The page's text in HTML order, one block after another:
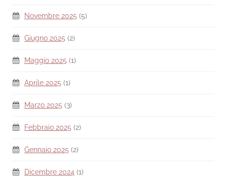
Novembre 2025 (5)
Giugno 2025 (2)
Maggio 2025 (1)
Aprile 2025 (1)
Marzo 2025 (3)
Febbraio 2025 (2)
Gennaio 2025 (2)
Dicembre 2024 (1)